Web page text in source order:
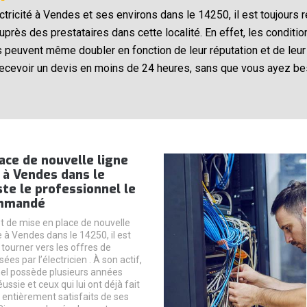
à Vendes et ses environs dans le 14250, il est toujours
des prestataires dans cette localité. En effet, les
peuvent même doubler en fonction de leur réputation et de
un devis en moins de 24 heures, sans que vous ayez
de nouvelle ligne
Vendes dans le
le professionnel le
de mise en place de nouvelle
Vendes dans le 14250, il est
vers les offres de
par l’électricien . À son actif,
possède plusieurs années
et ceux qui lui ont déjà fait
satisfaits de ses